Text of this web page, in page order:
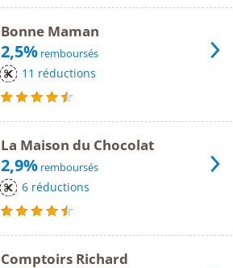
Bonne Maman
2,5% remboursés
11 réductions
La Maison du Chocolat
2,9% remboursés
6 réductions
Comptoirs Richard